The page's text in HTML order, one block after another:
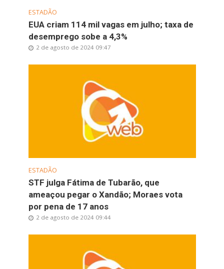
ESTADÃO
EUA criam 114 mil vagas em julho; taxa de
desemprego sobe a 4,3%
2 de agosto de 2024 09:47
ESTADÃO
STF julga Fátima de Tubarão, que
ameaçou pegar o Xandão; Moraes vota
por pena de 17 anos
2 de agosto de 2024 09:44